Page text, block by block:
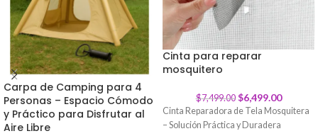
Carpa de Camping para 4
Personas – Espacio Cómodo
y Práctico para Disfrutar al
Aire Libre
-13%
Cinta para reparar
mosquitero
$7,499.00 $6,499.00
Cinta Reparadora de Tela Mosquitera
– Solución Práctica y Duradera